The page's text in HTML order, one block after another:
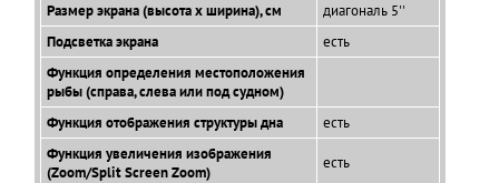
Размер экрана (высота х ширина), см
диагональ 5''
Подсветка экрана
есть
Функция определения местоположения
рыбы (справа, слева или под судном)
Функция отображения структуры дна
есть
Функция увеличения изображения
(Zoom/Split Screen Zoom)
есть